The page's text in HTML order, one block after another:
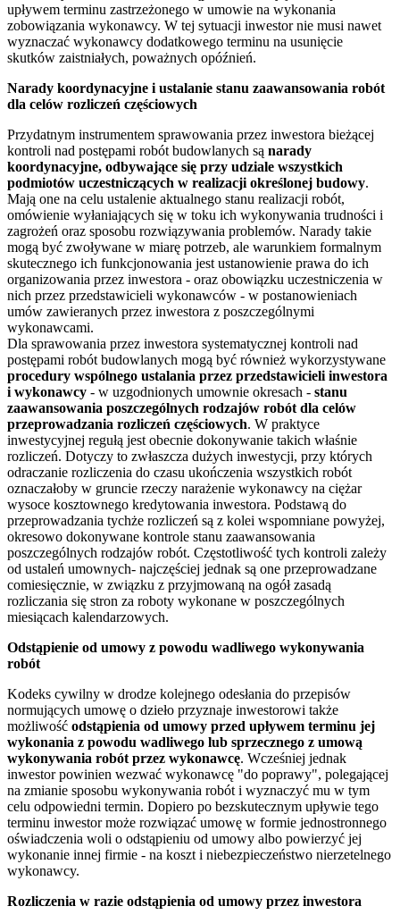
upływem terminu zastrzeżonego w umowie na wykonania
zobowiązania wykonawcy. W tej sytuacji inwestor nie musi nawet
wyznaczać wykonawcy dodatkowego terminu na usunięcie
skutków zaistniałych, poważnych opóźnień.
Narady koordynacyjne i ustalanie stanu zaawansowania robót
dla celów rozliczeń częściowych
Przydatnym instrumentem sprawowania przez inwestora bieżącej
kontroli nad postępami robót budowlanych są narady
koordynacyjne, odbywające się przy udziale wszystkich
podmiotów uczestniczących w realizacji określonej budowy.
Mają one na celu ustalenie aktualnego stanu realizacji robót,
omówienie wyłaniających się w toku ich wykonywania trudności i
zagrożeń oraz sposobu rozwiązywania problemów. Narady takie
mogą być zwoływane w miarę potrzeb, ale warunkiem formalnym
skutecznego ich funkcjonowania jest ustanowienie prawa do ich
organizowania przez inwestora - oraz obowiązku uczestniczenia w
nich przez przedstawicieli wykonawców - w postanowieniach
umów zawieranych przez inwestora z poszczególnymi
wykonawcami.
Dla sprawowania przez inwestora systematycznej kontroli nad
postępami robót budowlanych mogą być również wykorzystywane
procedury wspólnego ustalania przez przedstawicieli inwestora
i wykonawcy - w uzgodnionych umownie okresach - stanu
zaawansowania poszczególnych rodzajów robót dla celów
przeprowadzania rozliczeń częściowych. W praktyce
inwestycyjnej regułą jest obecnie dokonywanie takich właśnie
rozliczeń. Dotyczy to zwłaszcza dużych inwestycji, przy których
odraczanie rozliczenia do czasu ukończenia wszystkich robót
oznaczałoby w gruncie rzeczy narażenie wykonawcy na ciężar
wysoce kosztownego kredytowania inwestora. Podstawą do
przeprowadzania tychże rozliczeń są z kolei wspomniane powyżej,
okresowo dokonywane kontrole stanu zaawansowania
poszczególnych rodzajów robót. Częstotliwość tych kontroli zależy
od ustaleń umownych- najczęściej jednak są one przeprowadzane
comiesięcznie, w związku z przyjmowaną na ogół zasadą
rozliczania się stron za roboty wykonane w poszczególnych
miesiącach kalendarzowych.
Odstąpienie od umowy z powodu wadliwego wykonywania
robót
Kodeks cywilny w drodze kolejnego odesłania do przepisów
normujących umowę o dzieło przyznaje inwestorowi także
możliwość odstąpienia od umowy przed upływem terminu jej
wykonania z powodu wadliwego lub sprzecznego z umową
wykonywania robót przez wykonawcę. Wcześniej jednak
inwestor powinien wezwać wykonawcę "do poprawy", polegającej
na zmianie sposobu wykonywania robót i wyznaczyć mu w tym
celu odpowiedni termin. Dopiero po bezskutecznym upływie tego
terminu inwestor może rozwiązać umowę w formie jednostronnego
oświadczenia woli o odstąpieniu od umowy albo powierzyć jej
wykonanie innej firmie - na koszt i niebezpieczeństwo nierzetelnego
wykonawcy.
Rozliczenia w razie odstąpienia od umowy przez inwestora